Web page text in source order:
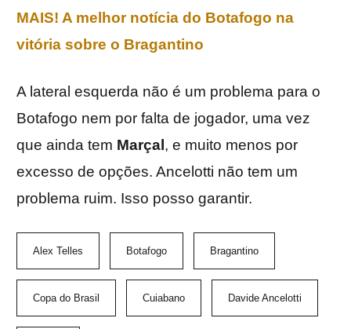
MAIS! A melhor notícia do Botafogo na
vitória sobre o Bragantino
A lateral esquerda não é um problema para o
Botafogo nem por falta de jogador, uma vez
que ainda tem Marçal , e muito menos por
excesso de opções. Ancelotti não tem um
problema ruim. Isso posso garantir.
Alex Telles Botafogo Bragantino
Copa do Brasil Cuiabano Davide Ancelotti